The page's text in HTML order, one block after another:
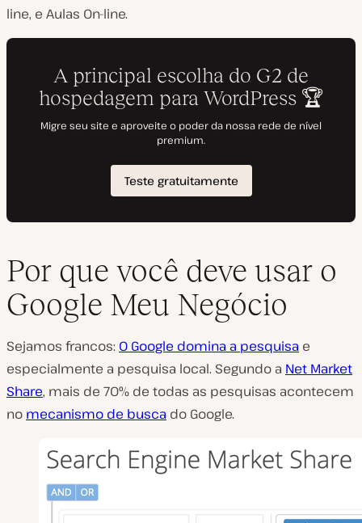
line, e Aulas On-line.
Por que você deve usar o
Google Meu Negócio
Sejamos francos: O Google domina a pesquisa e
especialmente a pesquisa local. Segundo a Net Market
Share, mais de 70% de todas as pesquisas acontecem
no mecanismo de busca do Google.